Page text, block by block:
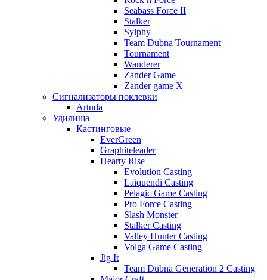
Seabass Force II
Stalker
Sylphy
Team Dubna Tournament
Tournament
Wanderer
Zander Game
Zander game X
Сигнализаторы поклевки
Artuda
Удилища
Кастинговые
EverGreen
Graphiteleader
Hearty Rise
Evolution Casting
Laiquendi Casting
Pelagic Game Casting
Pro Force Casting
Slash Monster
Stalker Casting
Valley Hunter Casting
Volga Game Casting
Jig It
Team Dubna Generation 2 Casting